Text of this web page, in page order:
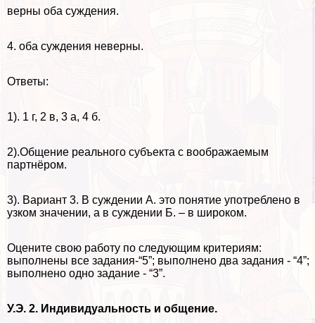
верны оба суждения.
4. оба суждения неверны.
Ответы:
1). 1 г, 2 в, 3 а, 4 б.
2).Общение реального субъекта с воображаемым
партнёром.
3). Вариант 3. В суждении А. это понятие употрeблено в
узком значении, а в суждении Б. – в широком.
Оцените свою работу по следующим критериям:
выполнены все задания-“5”; выполнено два задания - “4”;
выполнено одно задание - “3”.
У.Э. 2. Индивидуальность и общение.